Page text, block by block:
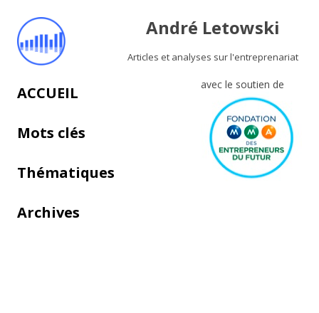
André Letowski
Articles et analyses sur l'entreprenariat
avec le soutien de
Aller au contenu principal
ACCUEIL
Mots clés
Thématiques
Archives